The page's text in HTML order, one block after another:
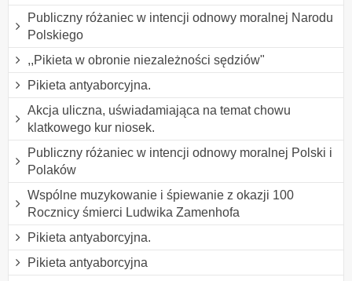
Publiczny różaniec w intencji odnowy moralnej Narodu
Polskiego
,,Pikieta w obronie niezależności sędziów"
Pikieta antyaborcyjna.
Akcja uliczna, uświadamiająca na temat chowu
klatkowego kur niosek.
Publiczny różaniec w intencji odnowy moralnej Polski i
Polaków
Wspólne muzykowanie i śpiewanie z okazji 100
Rocznicy śmierci Ludwika Zamenhofa
Pikieta antyaborcyjna.
Pikieta antyaborcyjna